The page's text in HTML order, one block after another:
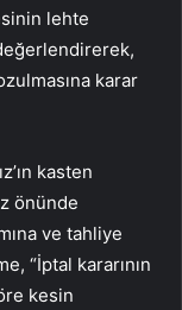
lehte
karar
kasten
önünde
ve tahliye
“İptal kararının
kesin